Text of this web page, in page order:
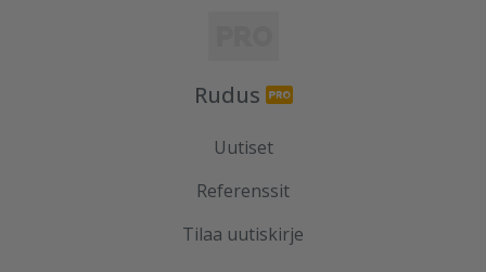
Rudus
Uutiset
Referenssit
Tilaa uutiskirje